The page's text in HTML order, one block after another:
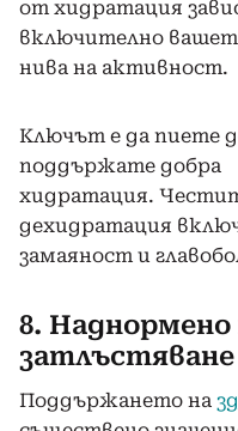
от хидратация
включително
нива на активност.
Ключът е да пиете
поддържате добра
хидратация.
дехидратация
замаяност и
8.
затлъстяване
Поддържането на